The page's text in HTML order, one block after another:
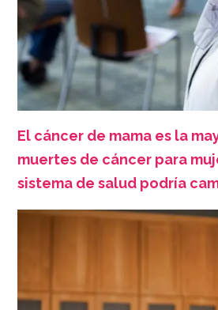
El cáncer de mama es la
muertes de cáncer para
sistema de salud podría